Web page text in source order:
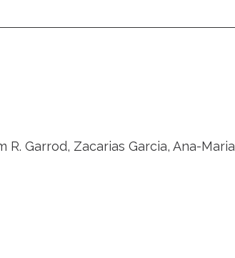
Garrod, Zacarias Garcia, Ana-Maria